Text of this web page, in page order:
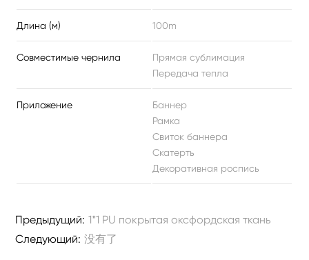
Длина (м) 100m
Совместимые чернила
Прямая сублимация
Передача тепла
Приложение
Баннер
Рамка
Свиток баннера
Скатерть
Декоративная роспись
Предыдущий: 1*1 PU покрытая оксфордская ткань
Следующий: 没有了